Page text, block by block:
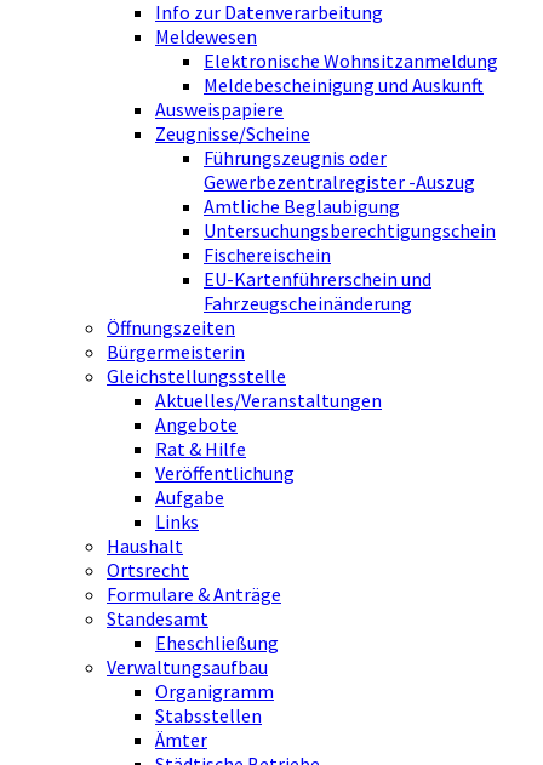
Info zur Datenverarbeitung
Meldewesen
Elektronische Wohnsitzanmeldung
Meldebescheinigung und Auskunft
Ausweispapiere
Zeugnisse/Scheine
Führungszeugnis oder
Gewerbezentralregister -Auszug
Amtliche Beglaubigung
Untersuchungsberechtigungschein
Fischereischein
EU-Kartenführerschein und
Fahrzeugscheinänderung
Öffnungszeiten
Bürgermeisterin
Gleichstellungsstelle
Aktuelles/Veranstaltungen
Angebote
Rat & Hilfe
Veröffentlichung
Aufgabe
Links
Haushalt
Ortsrecht
Formulare & Anträge
Standesamt
Eheschließung
Verwaltungsaufbau
Organigramm
Stabsstellen
Ämter